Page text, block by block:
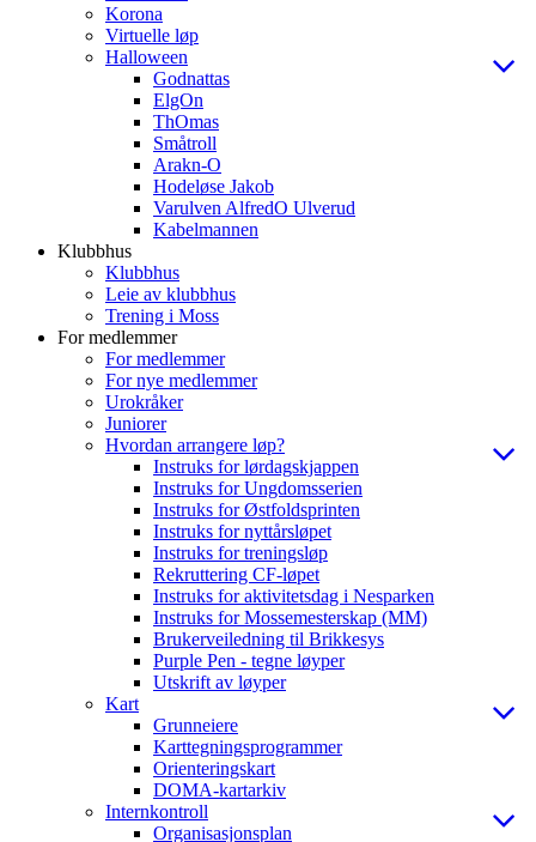
Korona
Virtuelle løp
Halloween
Godnattas
ElgOn
ThOmas
Småtroll
Arakn-O
Hodeløse Jakob
Varulven AlfredO Ulverud
Kabelmannen
Klubbhus
Klubbhus
Leie av klubbhus
Trening i Moss
For medlemmer
For medlemmer
For nye medlemmer
Urokråker
Juniorer
Hvordan arrangere løp?
Instruks for lørdagskjappen
Instruks for Ungdomsserien
Instruks for Østfoldsprinten
Instruks for nyttårsløpet
Instruks for treningsløp
Rekruttering CF-løpet
Instruks for aktivitetsdag i Nesparken
Instruks for Mossemesterskap (MM)
Brukerveiledning til Brikkesys
Purple Pen - tegne løyper
Utskrift av løyper
Kart
Grunneiere
Karttegningsprogrammer
Orienteringskart
DOMA-kartarkiv
Internkontroll
Organisasjonsplan